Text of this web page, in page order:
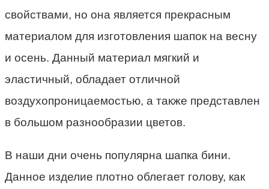
свойствами, но она является прекрасным
материалом для изготовления шапок на весну
и осень. Данный материал мягкий и
эластичный, обладает отличной
воздухопроницаемостью, а также представлен
в большом разнообразии цветов.
В наши дни очень популярна шапка бини.
Данное изделие плотно облегает голову, как